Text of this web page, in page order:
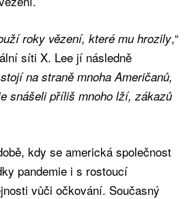
roky vězení, které mu hrozily,“
síti X. Lee jí následně
na straně mnoha Američanů,
snášeli příliš mnoho lží, zákazů
kdy se americká společnost
pandemie i s rostoucí
vůči očkování. Současný